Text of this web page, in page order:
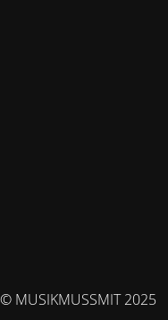
© MUSIKMUSSMIT 2025